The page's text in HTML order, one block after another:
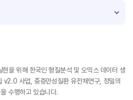
을 위해 한국인 형질분석 및 오믹스 데이터 생
v2.0 사업, 중증만성질환 유전체연구, 정밀의
수행하고 있습니다.